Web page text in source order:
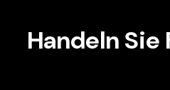
Handeln